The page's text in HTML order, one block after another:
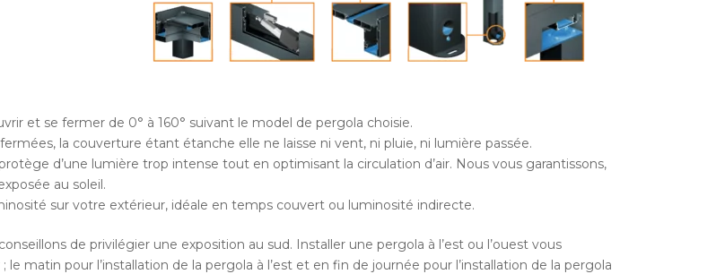
et se fermer de 0° à 160° suivant le model de pergola choisie.
la couverture étant étanche elle ne laisse ni vent, ni pluie, ni lumière passée.
d’une lumière trop intense tout en optimisant la circulation d’air. Nous vous garantissons,
au soleil.
sur votre extérieur, idéale en temps couvert ou luminosité indirecte.
de privilégier une exposition au sud. Installer une pergola à l’est ou l’ouest vous
matin pour l’installation de la pergola à l’est et en fin de journée pour l’installation de la pergola